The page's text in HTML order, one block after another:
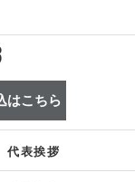
はこちら
代表挨拶